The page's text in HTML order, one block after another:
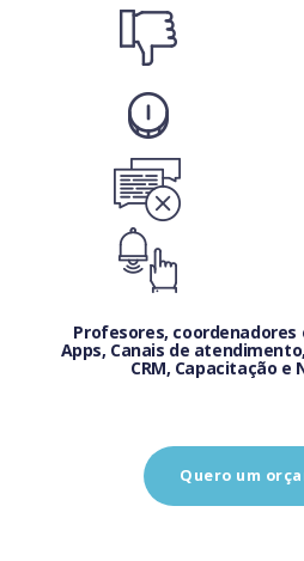
Profesores,
Apps, Canais de
CRM, Capacitação e
Quero um